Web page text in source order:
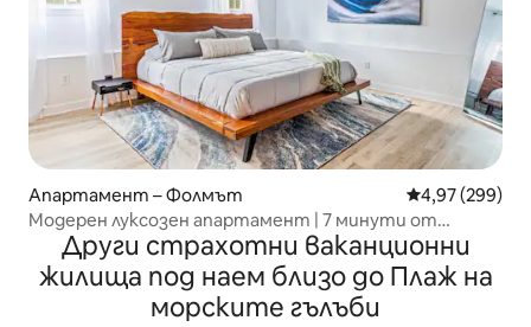
Апартамент – Фолмът Средна
4,97 (299)
Модерен луксозен апартамент | 7 минути от
Общината
Други страхотни ваканционни
жилища под наем близо до Плаж на
морските гълъби